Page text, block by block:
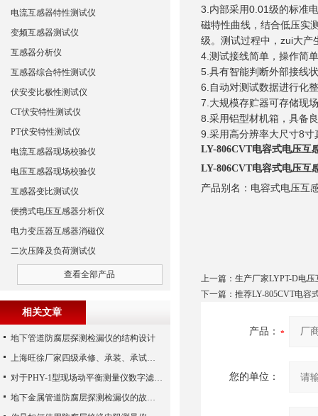
3.内部采用0.01级的标准
磁特性曲线，结合低压实
级。测试过程中，zui大产
4.测试接线简单，操作简
5.具有智能判断外部接线
6.自动对测试数据进行化
7.大规模存贮器可存储现
8.采用铝型材机箱，具备
9.采用高分辨率大尺寸8
LY-806CVT电容式电压互
LY-806CVT电容式电压互
产品别名：电容式电压互
上一篇： 生产厂家LYPT-D电
下一篇： 推荐LY-805CVT电容
产品：
您的单位：
电流互感器特性测试仪
变频互感器测试仪
互感器分析仪
互感器综合特性测试仪
伏安变比极性测试仪
CT伏安特性测试仪
PT伏安特性测试仪
电流互感器现场校验仪
电压互感器现场校验仪
互感器变比测试仪
便携式电压互感器分析仪
电力变压器互感器消磁仪
二次压降及负荷测试仪
查看全部产品
相关文章
地下管道防腐层探测检漏仪的结构设计
上海旺徐厂家四级承修、承装、承试类资质主要试验设备配置表
对于PHY-1型现场动平衡测量仪数字滤波方法研究
地下金属管道防腐层探测检漏仪的故障诊断与维护